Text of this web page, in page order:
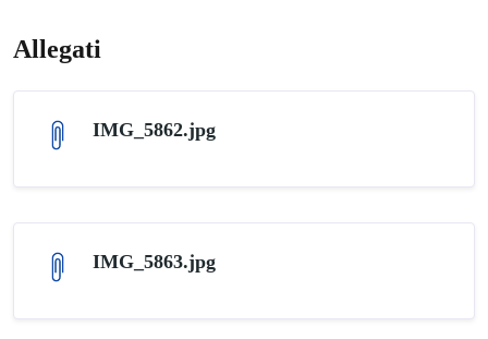
Allegati
IMG_5862.jpg
IMG_5863.jpg